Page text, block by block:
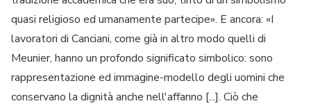
quasi religioso ed umanamente partecipe». E ancora: «I
lavoratori di Canciani, come già in altro modo quelli di
Meunier, hanno un profondo significato simbolico: sono
rappresentazione ed immagine-modello degli uomini che
conservano la dignità anche nell'affanno [...]. Ciò che